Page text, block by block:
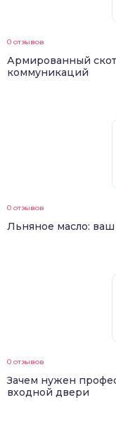
0 отзывов
Армированный
коммуникаций
0 отзывов
Льняное масло:
0 отзывов
Зачем нужен
входной двери